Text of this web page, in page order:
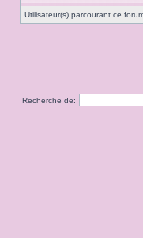
Utilisateur(s) parcourant ce
Recherche de: